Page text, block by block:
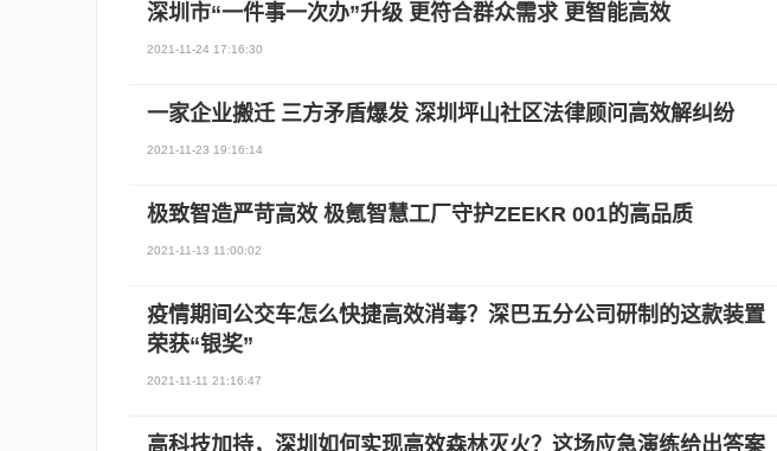
深圳市“一件事一次办”升级 更符合群众需求 更智能高效
2021-11-24 17:16:30
一家企业搬迁 三方矛盾爆发 深圳坪山社区法律顾问高效解纠纷
2021-11-23 19:16:14
极致智造严苛高效 极氪智慧工厂守护ZEEKR 001的高品质
2021-11-13 11:00:02
疫情期间公交车怎么快捷高效消毒？深巴五分公司研制的这款装置
荣获“银奖”
2021-11-11 21:16:47
高科技加持，深圳如何实现高效森林灭火？这场应急演练给出答案